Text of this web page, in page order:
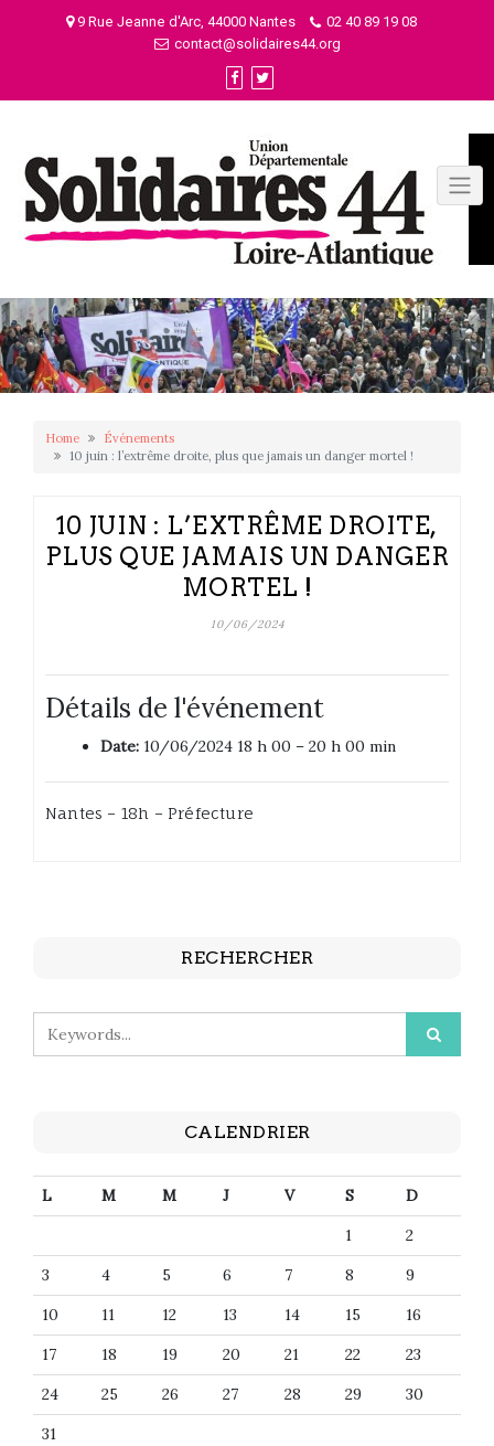
9 Rue Jeanne d'Arc, 44000 Nantes
02 40 89 19 08
contact@solidaires44.org
Home
Événements
10 juin : l’extrême droite, plus que jamais un danger mortel !
10 JUIN : L’EXTRÊME DROITE,
PLUS QUE JAMAIS UN DANGER
MORTEL !
10/06/2024
Détails de l'événement
Date: 10/06/2024 18 h 00 – 20 h 00 min
Nantes – 18h – Préfecture
RECHERCHER
CALENDRIER
L M M J V S
D
1
2
3
4 5 6 7 8
9
10
11 12 13 14 15
16
17
18 19 20 21 22
23
24
25 26 27 28 29
30
31